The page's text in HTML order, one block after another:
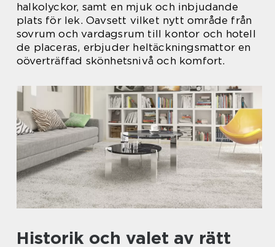
halkolyckor, samt en mjuk och inbjudande
plats för lek. Oavsett vilket nytt område från
sovrum och vardagsrum till kontor och hotell
de placeras, erbjuder heltäckningsmattor en
oöverträffad skönhetsnivå och komfort.
Historik och valet av rätt